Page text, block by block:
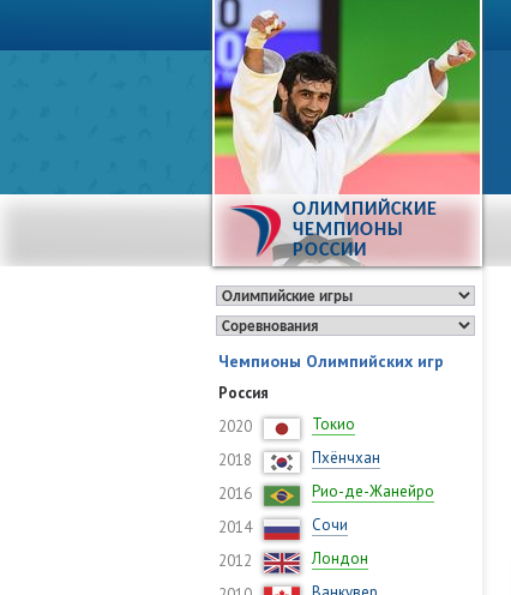
ОЛИМПИЙСКИЕ
ЧЕМПИОНЫ
РОССИИ
Чемпионы Олимпийских игр
Россия
2020
Токио
2018
Пхёнчхан
2016
Рио-де-Жанейро
2014
Сочи
2012
Лондон